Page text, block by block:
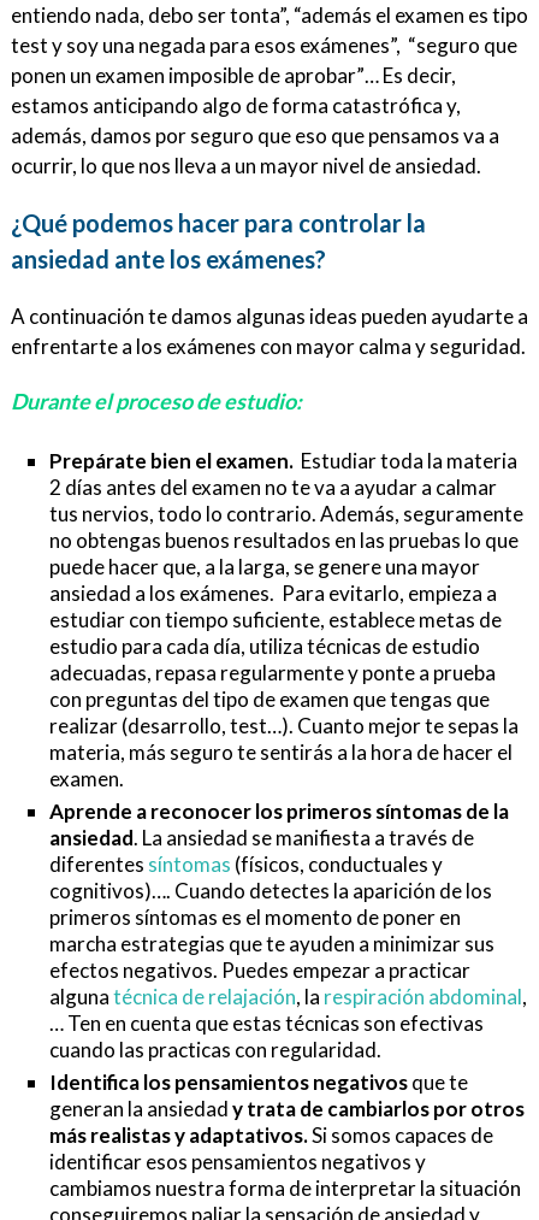
entiendo nada, debo ser tonta”, “además el examen es tipo
test y soy una negada para esos exámenes”, “seguro que
ponen un examen imposible de aprobar”… Es decir,
estamos anticipando algo de forma catastrófica y,
además, damos por seguro que eso que pensamos va a
ocurrir, lo que nos lleva a un mayor nivel de ansiedad.
¿Qué podemos hacer para controlar la
ansiedad ante los exámenes?
A continuación te damos algunas ideas pueden ayudarte a
enfrentarte a los exámenes con mayor calma y seguridad.
Durante el proceso de estudio:
Prepárate bien el examen. Estudiar toda la materia
2 días antes del examen no te va a ayudar a calmar
tus nervios, todo lo contrario. Además, seguramente
no obtengas buenos resultados en las pruebas lo que
puede hacer que, a la larga, se genere una mayor
ansiedad a los exámenes. Para evitarlo, empieza a
estudiar con tiempo suficiente, establece metas de
estudio para cada día, utiliza técnicas de estudio
adecuadas, repasa regularmente y ponte a prueba
con preguntas del tipo de examen que tengas que
realizar (desarrollo, test…). Cuanto mejor te sepas la
materia, más seguro te sentirás a la hora de hacer el
examen.
Aprende a reconocer los primeros síntomas de la
ansiedad. La ansiedad se manifiesta a través de
diferentes síntomas (físicos, conductuales y
cognitivos)…. Cuando detectes la aparición de los
primeros síntomas es el momento de poner en
marcha estrategias que te ayuden a minimizar sus
efectos negativos. Puedes empezar a practicar
algunatécnica de relajación, la respiración abdominal,
… Ten en cuenta que estas técnicas son efectivas
cuando las practicas con regularidad.
Identifica los pensamientos negativosque te
generan la ansiedady trata de cambiarlos por otros
más realistas y adaptativos.Si somos capaces de
identificar esos pensamientos negativos y
cambiamos nuestra forma de interpretar la situación
conseguiremos paliar la sensación de ansiedad y